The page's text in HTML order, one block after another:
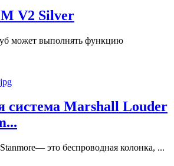
V2 Silver
может выполнять функцию
система Marshall Louder
это беспроводная колонка, ...